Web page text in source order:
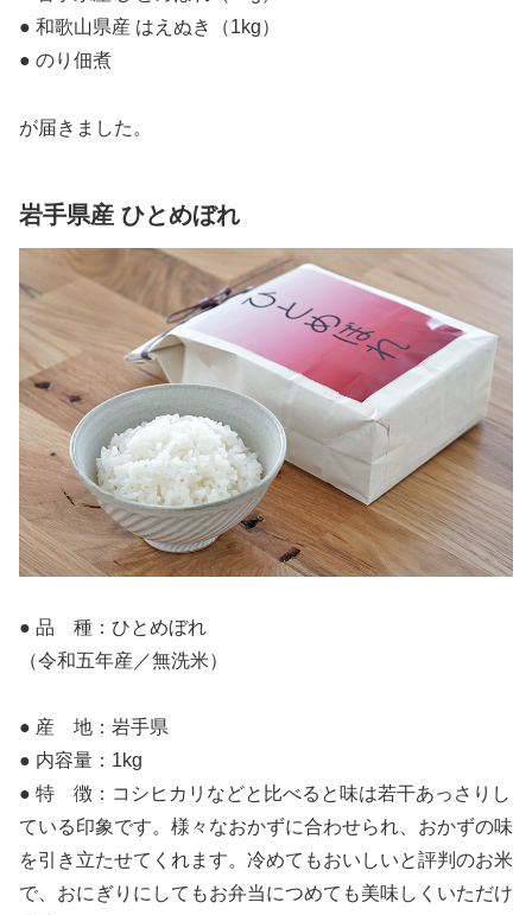
● 和歌山県産 はえぬき（1kg）
● のり佃煮
が届きました。
岩手県産 ひとめぼれ
● 品 種：ひとめぼれ
（令和五年産／無洗米）
● 産 地：岩手県
● 内容量：1kg
● 特 徴：コシヒカリなどと比べると味は若干あっさりし
ている印象です。様々なおかずに合わせられ、おかずの味
を引き立たせてくれます。冷めてもおいしいと評判のお米
で、おにぎりにしてもお弁当につめても美味しくいただけ